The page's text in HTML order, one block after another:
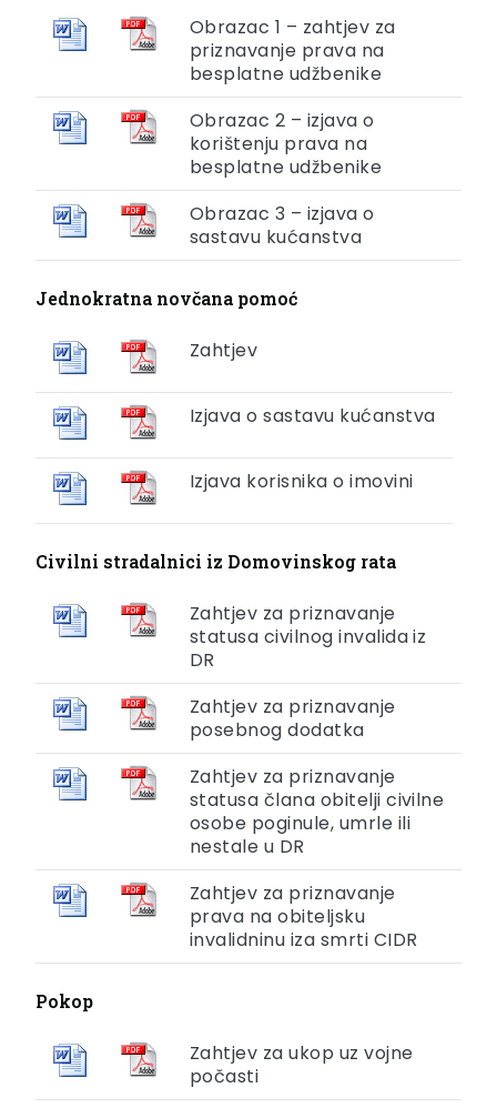
Obrazac 1 – zahtjev za
priznavanje prava na
besplatne udžbenike
Obrazac 2 – izjava o
korištenju prava na
besplatne udžbenike
Obrazac 3 – izjava o
sastavu kućanstva
Jednokratna novčana pomoć
Zahtjev
Izjava o sastavu kućanstva
Izjava korisnika o imovini
Civilni stradalnici iz Domovinskog rata
Zahtjev za priznavanje
statusa civilnog invalida iz
DR
Zahtjev za priznavanje
posebnog dodatka
Zahtjev za priznavanje
statusa člana obitelji civilne
osobe poginule, umrle ili
nestale u DR
Zahtjev za priznavanje
prava na obiteljsku
invalidninu iza smrti CIDR
Pokop
Zahtjev za ukop uz vojne
počasti